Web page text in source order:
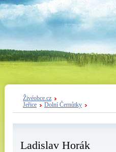
Živéobce.cz
Jeřice
Dolní Černůtky
Ladislav Horák